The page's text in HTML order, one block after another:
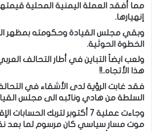
مما أفقد العملة اليمنية المحلية
إنهيارها.
وبقي مجلس القيادة وحكومته بمظهر
الخطوة الحوثية.
ولعب ايضاً التباين في أطار التحالف
هذا الأتجاه..!!
فقد غابت الرؤية لدى الأشقاء في
السلطة من هادي ونائبه الى مجلس
وجاءت عملية 7 أكتوبر لتربك
موت مسار سياسي كان مرسوم لما بعد